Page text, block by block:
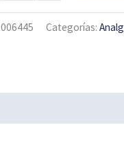
006445 Categorías: